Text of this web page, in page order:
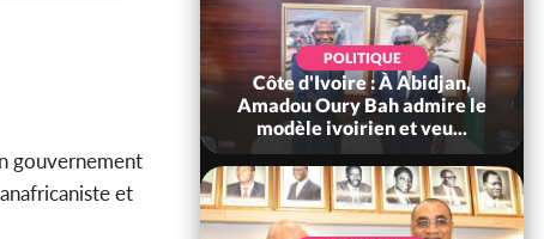
gouvernement
et
POLITIQUE
Côte d'Ivoire : Violences
tragiques à Kossandji (Mé)
ayant fait 03 morts, A...